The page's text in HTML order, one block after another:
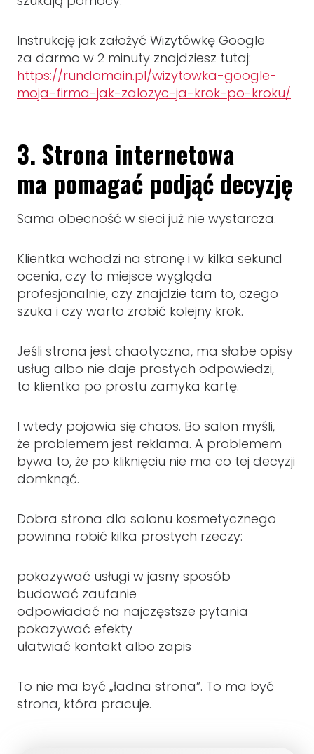
Instrukcję jak założyć Wizytówkę Google
za darmo w 2 minuty znajdziesz tutaj:
https://rundomain.pl/wizytowka-google-
moja-firma-jak-zalozyc-ja-krok-po-kroku/
3. Strona internetowa
ma pomagać podjąć decyzję
Sama obecność w sieci już nie wystarcza.
Klientka wchodzi na stronę i w kilka sekund
ocenia, czy to miejsce wygląda
profesjonalnie, czy znajdzie tam to, czego
szuka i czy warto zrobić kolejny krok.
Jeśli strona jest chaotyczna, ma słabe opisy
usług albo nie daje prostych odpowiedzi,
to klientka po prostu zamyka kartę.
I wtedy pojawia się chaos. Bo salon myśli,
że problemem jest reklama. A problemem
bywa to, że po kliknięciu nie ma co tej decyzji
domknąć.
Dobra strona dla salonu kosmetycznego
powinna robić kilka prostych rzeczy:
pokazywać usługi w jasny sposób
budować zaufanie
odpowiadać na najczęstsze pytania
pokazywać efekty
ułatwiać kontakt albo zapis
To nie ma być „ładna strona”. To ma być
strona, która pracuje.